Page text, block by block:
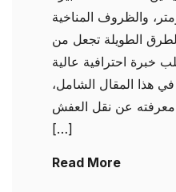
عن 1200 كيلومتر، والظروف المناخية
الطويلة تجعل من
خبرة احترافية عالية
هذا المقال الشامل،
عن نقل العفش
[…]
Read More